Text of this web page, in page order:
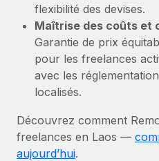
flexibilité des devises.
Maîtrise des coûts et
Garantie de prix
pour les freelances
avec les
localisés.
Découvrez comment
freelances en Laos —
aujourd’hui.